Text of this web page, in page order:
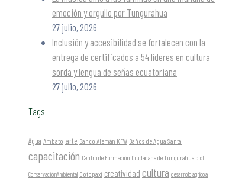
emoción y orgullo por Tungurahua
27 julio, 2026
Inclusión y accesibilidad se fortalecen con la
entrega de certificados a 54 líderes en cultura
sorda y lengua de señas ecuatoriana
27 julio, 2026
Tags
Agua Ambato arte Banco Alemán KFW Baños de Agua Santa
capacitación Centro de Formación Ciudadana de Tungurahua cfct
ConservaciónAmbiental Cotopaxi creatividad cultura desarrollo agrícola